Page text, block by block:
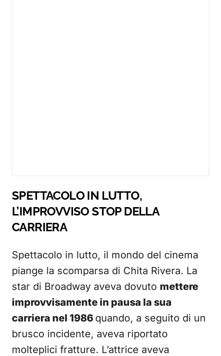
SPETTACOLO IN LUTTO,
L’IMPROVVISO STOP DELLA
CARRIERA
Spettacolo in lutto, il mondo del cinema
piange la scomparsa di Chita Rivera. La
star di Broadway aveva dovuto mettere
improvvisamente in pausa la sua
carriera nel 1986 quando, a seguito di un
brusco incidente, aveva riportato
molteplici fratture. L’attrice aveva